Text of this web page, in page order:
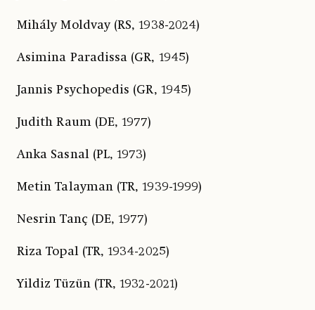
Mihály Moldvay (RS, 1938-2024)
Asimina Paradissa (GR, 1945)
Jannis Psychopedis (GR, 1945)
Judith Raum (DE, 1977)
Anka Sasnal (PL, 1973)
Metin Talayman (TR, 1939-1999)
Nesrin Tanç (DE, 1977)
Riza Topal (TR, 1934-2025)
Yildiz Tüzün (TR, 1932-2021)